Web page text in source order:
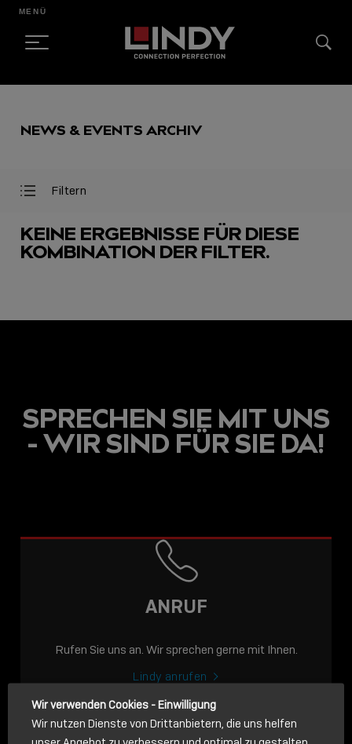
CONTENT
MENÜ
NEWS & EVENTS ARCHIV
Filter
Filter
Filtern
USB-C ÜBER LANGE
DISTANZEN: AKTIVE
USB-C-KABEL FÜR
STABILE 10 GBIT/S BIS
KEINE ERGEBNISSE FÜR DIESE
KOMBINATION DER FILTER.
SPRECHEN SIE MIT UNS
- WIR SIND FÜR SIE DA!
ANRUF
Rufen Sie uns an. Wir sprechen gerne mit Ihnen.
Lindy anrufen
Wir verwenden Cookies - Einwilligung
Wir nutzen Dienste von Drittanbietern, die uns helfen